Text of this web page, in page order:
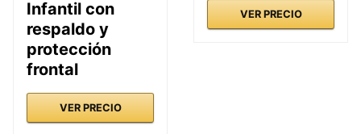
Infantil con
respaldo y
protección
frontal
VER PRECIO
VER PRECIO